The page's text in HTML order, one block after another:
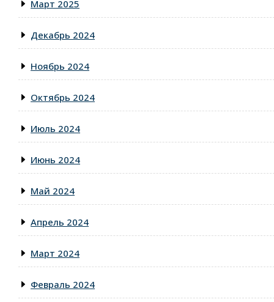
Март 2025
Декабрь 2024
Ноябрь 2024
Октябрь 2024
Июль 2024
Июнь 2024
Май 2024
Апрель 2024
Март 2024
Февраль 2024